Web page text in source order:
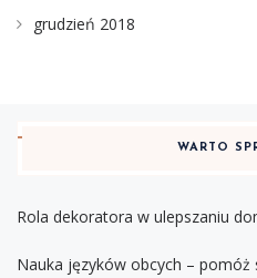
grudzień 2018
WARTO
Rola dekoratora w ulepszaniu
Nauka języków obcych –